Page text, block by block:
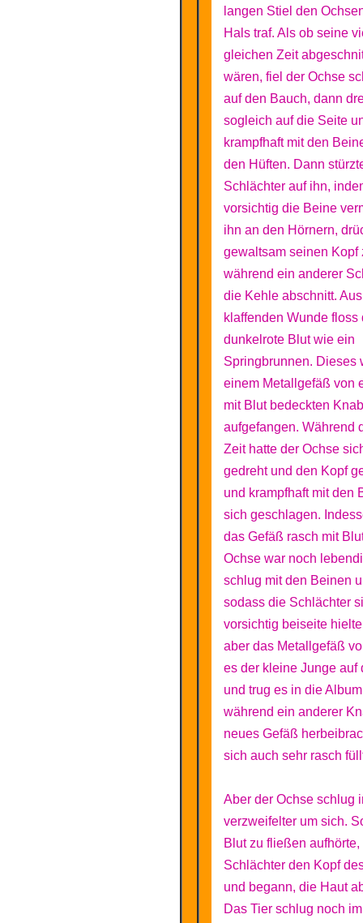
langen Stiel den
Hals traf. Als ob seine
gleichen Zeit
wären, fiel der Ochse
auf den Bauch, dann
sogleich auf die Seite
krampfhaft mit den
den Hüften. Dann
Schlächter auf ihn,
vorsichtig die Beine
ihn an den Hörnern,
gewaltsam seinen Kopf
während ein anderer
die Kehle abschnitt.
klaffenden Wunde floss
dunkelrote Blut wie ein
Springbrunnen. Dieses
einem Metallgefäß von
mit Blut bedeckten
aufgefangen. Während
Zeit hatte der Ochse
gedreht und den Kopf
und krampfhaft mit den
sich geschlagen.
das Gefäß rasch mit
Ochse war noch
schlug mit den Beinen
sodass die Schlächter
vorsichtig beiseite
aber das Metallgefäß
es der kleine Junge auf
und trug es in die
während ein anderer
neues Gefäß
sich auch sehr rasch
Aber der Ochse schlug
verzweifelter um sich.
Blut zu fließen aufhörte,
Schlächter den Kopf
und begann, die Haut
Das Tier schlug noch